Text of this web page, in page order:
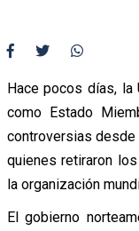
Hace pocos días,
como Estado
controversias
quienes retiraron
la organización
El gobierno